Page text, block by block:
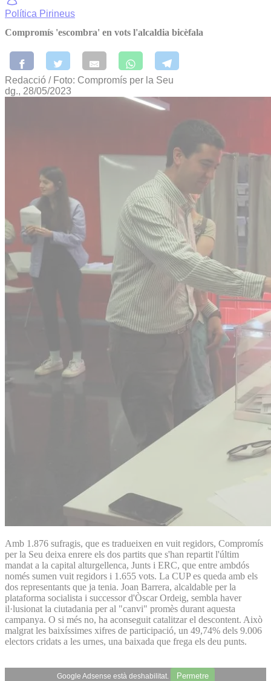
Política Pirineus
Compromís 'escombra' en vots l'alcaldia bicèfala
Redacció / Foto: Compromís per la Seu
dg., 28/05/2023
Amb 1.876 sufragis, que es tradueixen en vuit regidors, Compromís
per la Seu deixa enrere els dos partits que s'han repartit l'últim
mandat a la capital alturgellenca, Junts i ERC, que entre ambdós
només sumen vuit regidors i 1.655 vots. La CUP es queda amb els
dos representants que ja tenia. Joan Barrera, alcaldable per la
plataforma socialista i successor d'Òscar Ordeig, sembla haver
il·lusionat la ciutadania per al "canvi" promès durant aquesta
campanya. O si més no, ha aconseguit catalitzar el descontent. Això
malgrat les baixíssimes xifres de participació, un 49,74% dels 9.006
electors cridats a les urnes, una baixada que frega els deu punts.
Google Adsense està deshabilitat. Permetre